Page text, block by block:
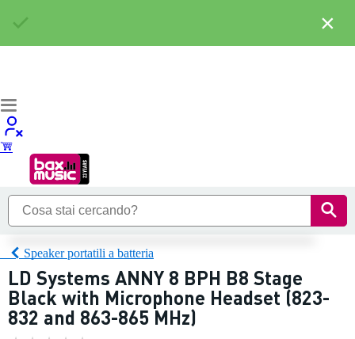
Speaker portatili a batteria
LD Systems ANNY 8 BPH B8 Stage
Black with Microphone Headset (823-
832 and 863-865 MHz)
×